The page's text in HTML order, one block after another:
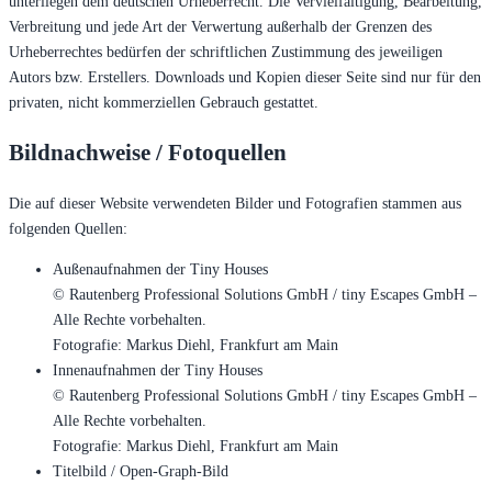
Verbreitung und jede Art der Verwertung außerhalb der Grenzen des
Urheberrechtes bedürfen der schriftlichen Zustimmung des jeweiligen
Autors bzw. Erstellers. Downloads und Kopien dieser Seite sind nur für den
privaten, nicht kommerziellen Gebrauch gestattet.
Bildnachweise / Fotoquellen
Die auf dieser Website verwendeten Bilder und Fotografien stammen aus
folgenden Quellen:
Außenaufnahmen der Tiny Houses
© Rautenberg Professional Solutions GmbH / tiny Escapes GmbH –
Alle Rechte vorbehalten.
Fotografie: Markus Diehl, Frankfurt am Main
Innenaufnahmen der Tiny Houses
© Rautenberg Professional Solutions GmbH / tiny Escapes GmbH –
Alle Rechte vorbehalten.
Fotografie: Markus Diehl, Frankfurt am Main
Titelbild / Open-Graph-Bild